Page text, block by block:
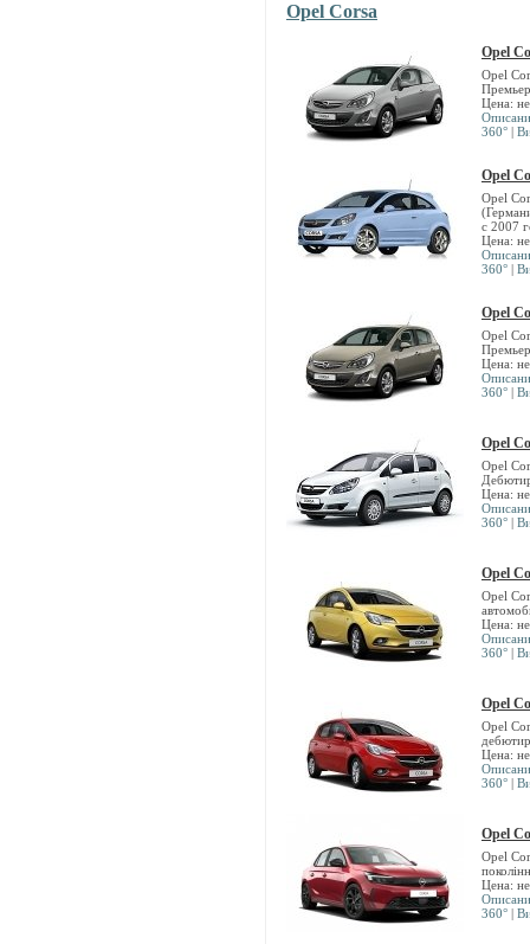
Opel Corsa
Opel
Opel
Цена:
360° |
Opel
Opel
с 2007
Цена:
360° |
Opel
Opel
Цена:
360° |
Opel
Opel
Цена:
360° |
Opel
Opel
Цена:
360° |
Opel
Opel
Цена:
360° |
Opel
Opel
Цена:
360° |